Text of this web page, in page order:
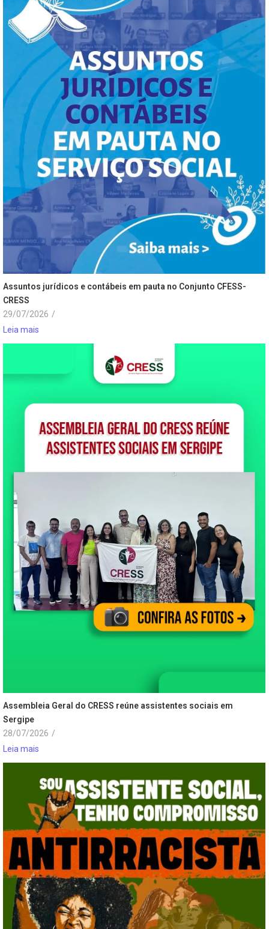
Assuntos jurídicos e contábeis em pauta no Conjunto CFESS-
CRESS
29/07/2026 /
Leia mais
Assembleia Geral do CRESS reúne assistentes sociais em
Sergipe
28/07/2026 /
Leia mais